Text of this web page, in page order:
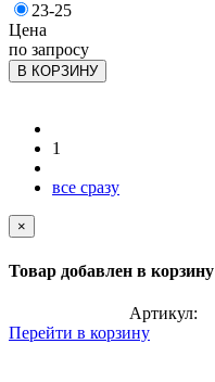
23-25
Цена
по запросу
В КОРЗИНУ
1
все сразу
×
Товар добавлен в корзину
Артикул:
Перейти в корзину